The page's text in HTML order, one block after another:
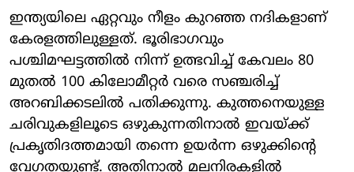
ഇന്ത്യയിലെ ഏറ്റവും നീളം കുറഞ്ഞ നദികളാണ്
കേരളത്തിലുള്ളത്. ഭൂരിഭാഗവും
പശ്ചിമഘട്ടത്തിൽ നിന്ന് ഉത്ഭവിച്ച് കേവലം 80
മുതൽ 100 കിലോമീറ്റർ വരെ സഞ്ചരിച്ച്
അറബിക്കടലിൽ പതിക്കുന്നു. കുത്തനെയുള്ള
ചരിവുകളിലൂടെ ഒഴുകുന്നതിനാൽ ഇവയ്ക്ക്
പ്രകൃതിദത്തമായി തന്നെ ഉയർന്ന ഒഴുക്കിന്റെ
വേഗതയുണ്ട്. അതിനാൽ മലനിരകളിൽ